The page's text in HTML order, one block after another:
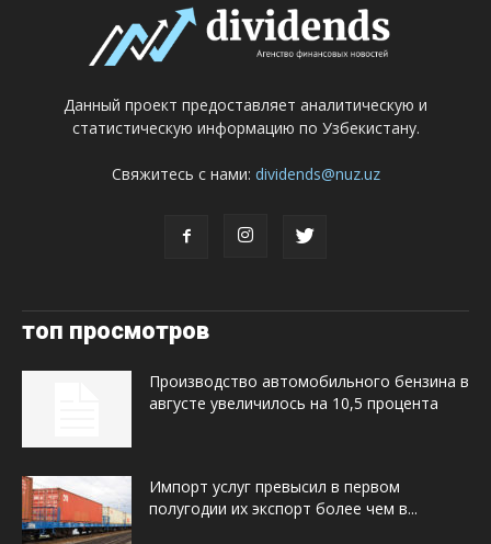
Данный проект предоставляет аналитическую и
статистическую информацию по Узбекистану.
Свяжитесь с нами: dividends@nuz.uz
топ просмотров
Производство автомобильного бензина в
августе увеличилось на 10,5 процента
Импорт услуг превысил в первом
полугодии их экспорт более чем в...